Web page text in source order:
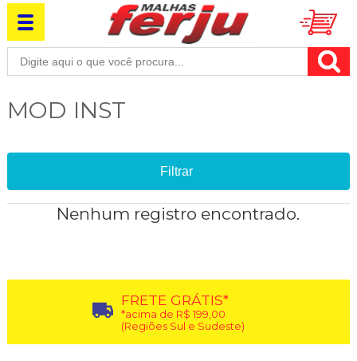
MOD INST
Filtrar
Nenhum registro encontrado.
FRETE GRÁTIS*
*acima de R$ 199,00
(Regiões Sul e Sudeste)